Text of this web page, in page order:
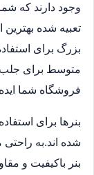
وجود دارند که
تعبیه شده بهترین
بزرگ برای
متوسط برای جلب
فروشگاه شما
بنرها برای
شده اند.به راحتی
بنر باکیفیت و